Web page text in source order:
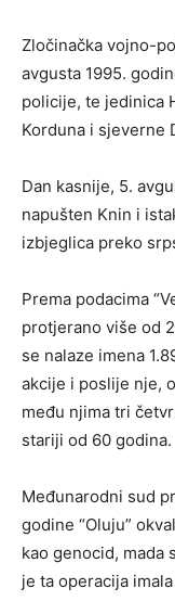
Zločinačka vojno-
avgusta 1995.
policije, te jedinica
Korduna i sjeverne
Dan kasnije, 5.
napušten Knin i
izbjeglica preko
Prema podacima
protjerano više od
se nalaze imena
akcije i poslije nje,
među njima tri
stariji od 60 godina.
Međunarodni sud
godine “Oluju”
kao genocid, mada
je ta operacija